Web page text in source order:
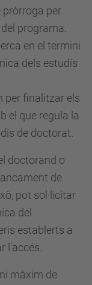
pròrroga per
programa.
en el termini
dels estudis
per finalitzar els
el que regula la
de doctorat.
doctorand o
de
pot sol·licitar
del
establerts a
l'accés.
màxim de